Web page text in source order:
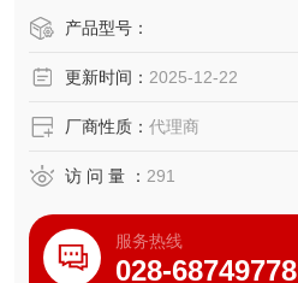
产品型号：
更新时间： 2025-12-22
厂商性质： 代理商
访 问 量 ： 291
服务热线
028-68749778